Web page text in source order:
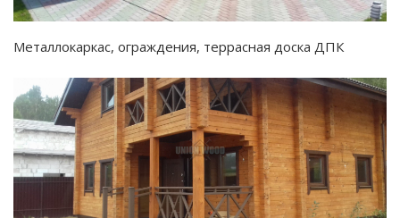
Металлокаркас, ограждения, террасная доска ДПК